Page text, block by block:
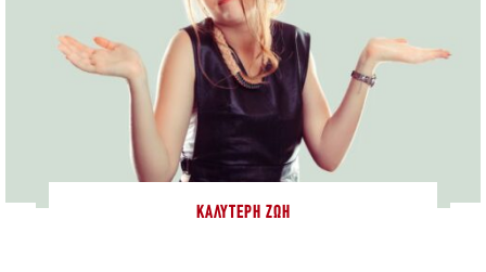
ΚΑΛΎΤΕΡΗ ΖΩΉ